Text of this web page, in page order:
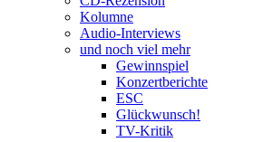
Kolumne
Audio-Interviews
und noch viel mehr
Gewinnspiel
Konzertberichte
ESC
Glückwunsch!
TV-Kritik